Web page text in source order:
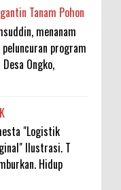
Tanam Pohon
menanam
program
Ongko,
"Logistik
Ilustrasi. T
Hidup